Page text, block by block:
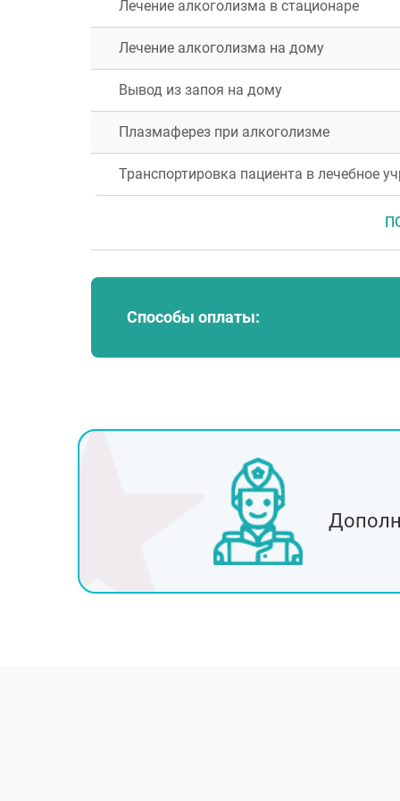
Лечение алкоголизма в стационаре
Лечение алкоголизма на дому
Вывод из запоя на дому
Плазмаферез при алкоголизме
Транспортировка пациента в лечебное
Способы оплаты:
Москва
Воскресенск
Королёв
Мытищи
Пушкино
Чехов
Звенигород
Истра
Дедовск
Лосино-Петровский
Озёры
Голицыно